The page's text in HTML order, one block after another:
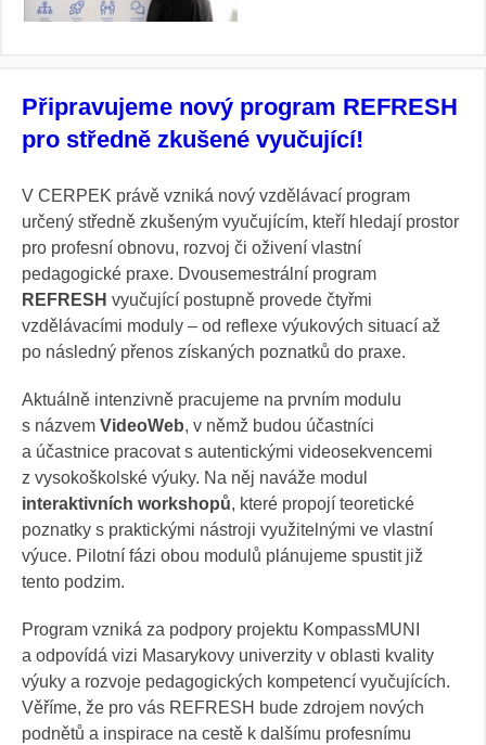
Připravujeme nový program REFRESH
pro středně zkušené vyučující!
V CERPEK právě vzniká nový vzdělávací program
určený středně zkušeným vyučujícím, kteří hledají prostor
pro profesní obnovu, rozvoj či oživení vlastní
pedagogické praxe. Dvousemestrální program
REFRESH vyučující postupně provede čtyřmi
vzdělávacími moduly – od reflexe výukových situací až
po následný přenos získaných poznatků do praxe.
Aktuálně intenzivně pracujeme na prvním modulu
s názvem VideoWeb, v němž budou účastníci
a účastnice pracovat s autentickými videosekvencemi
z vysokoškolské výuky. Na něj naváže modul
interaktivních workshopů, které propojí teoretické
poznatky s praktickými nástroji využitelnými ve vlastní
výuce. Pilotní fázi obou modulů plánujeme spustit již
tento podzim.
Program vzniká za podpory projektu KompassMUNI
a odpovídá vizi Masarykovy univerzity v oblasti kvality
výuky a rozvoje pedagogických kompetencí vyučujících.
Věříme, že pro vás REFRESH bude zdrojem nových
podnětů a inspirace na cestě k dalšímu profesnímu